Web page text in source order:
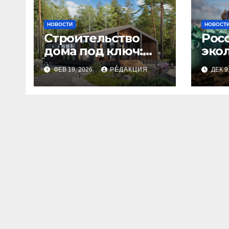
НОВОСТИ
Строительство
дома под ключ:
этапы и
планирование
бюджета
ФЕВ 19, 2026 РЕДАКЦИЯ ДЕК